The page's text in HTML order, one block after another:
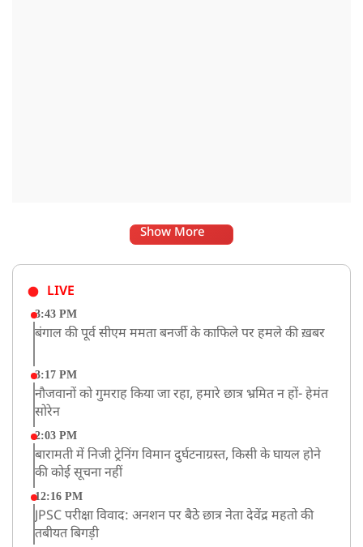
Show More
LIVE
3:43 PM
बंगाल की पूर्व सीएम ममता बनर्जी के काफिले पर हमले की ख़बर
3:17 PM
नौजवानों को गुमराह किया जा रहा, हमारे छात्र भ्रमित न हों- हेमंत
सोरेन
2:03 PM
बारामती में निजी ट्रेनिंग विमान दुर्घटनाग्रस्त, किसी के घायल होने
की कोई सूचना नहीं
12:16 PM
JPSC परीक्षा विवाद: अनशन पर बैठे छात्र नेता देवेंद्र महतो की
तबीयत बिगड़ी